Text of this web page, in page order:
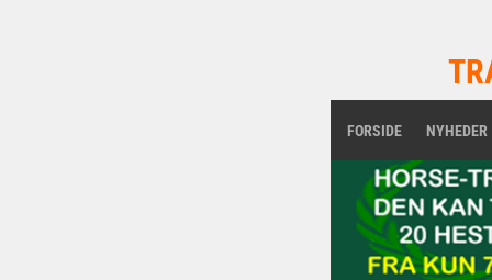
FORSIDE NYHEDER